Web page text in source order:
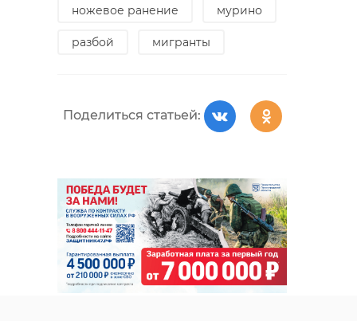
ножевое ранение мурино
разбой мигранты
Поделиться статьей:
https://t.me/premia_rapc/1836
Заместитель полномочного
представителя Президента РФ в
СЗФО Роман Балашов заявил в
свою очередь, что в 2026 году
особое внимание будет уделено